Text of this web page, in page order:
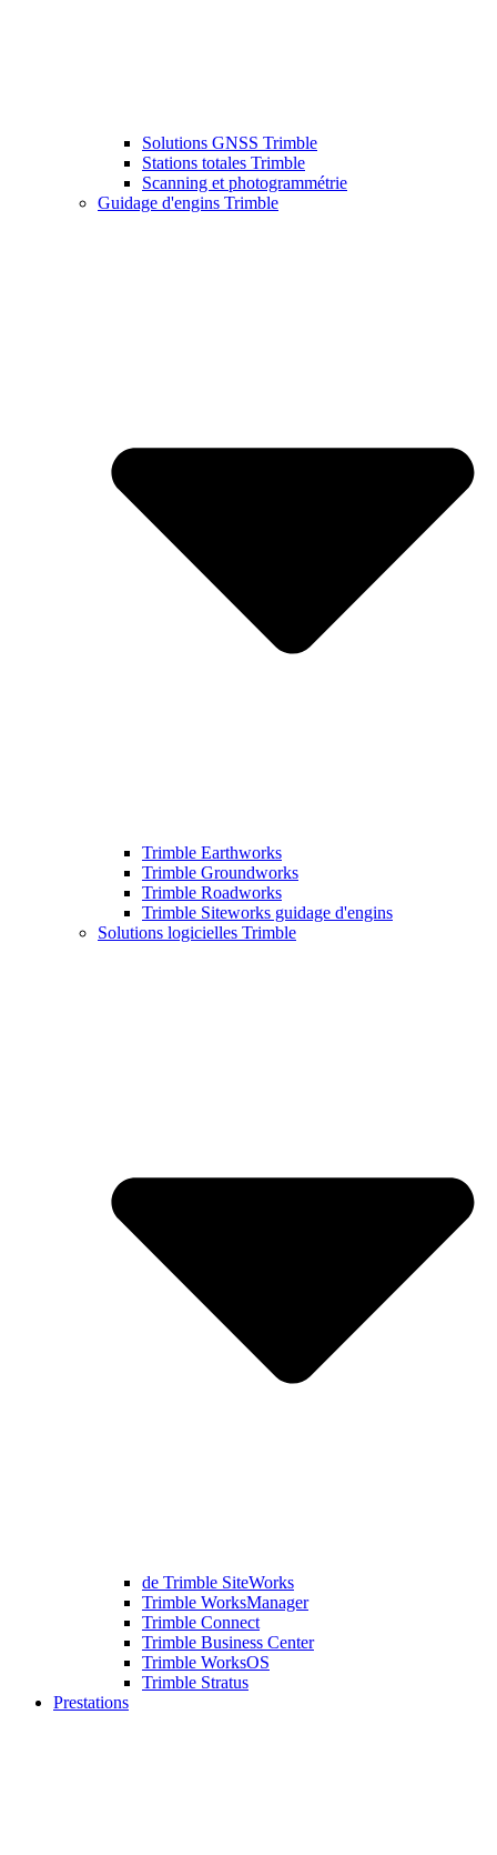
Solutions GNSS Trimble
Stations totales Trimble
Scanning et photogrammétrie
Guidage d'engins Trimble
Trimble Earthworks
Trimble Groundworks
Trimble Roadworks
Trimble Siteworks guidage d'engins
Solutions logicielles Trimble
de Trimble SiteWorks
Trimble WorksManager
Trimble Connect
Trimble Business Center
Trimble WorksOS
Trimble Stratus
Prestations